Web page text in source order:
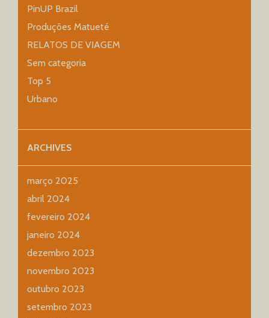
PinUP Brazil
Produções Matueté
RELATOS DE VIAGEM
Sem categoria
Top 5
Urbano
ARCHIVES
março 2025
abril 2024
fevereiro 2024
janeiro 2024
dezembro 2023
novembro 2023
outubro 2023
setembro 2023